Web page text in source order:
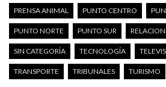
PRENSA ANIMAL PUNTO CENTRO
PUNTO NORTE PUNTO SUR
SIN CATEGORÍA TECNOLOGÍA
TRANSPORTE TRIBUNALES TURISMO